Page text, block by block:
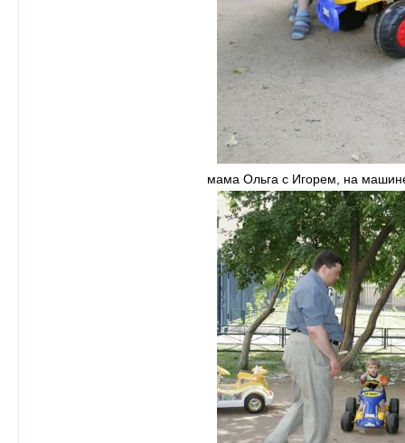
мама Ольга с Игорем, на